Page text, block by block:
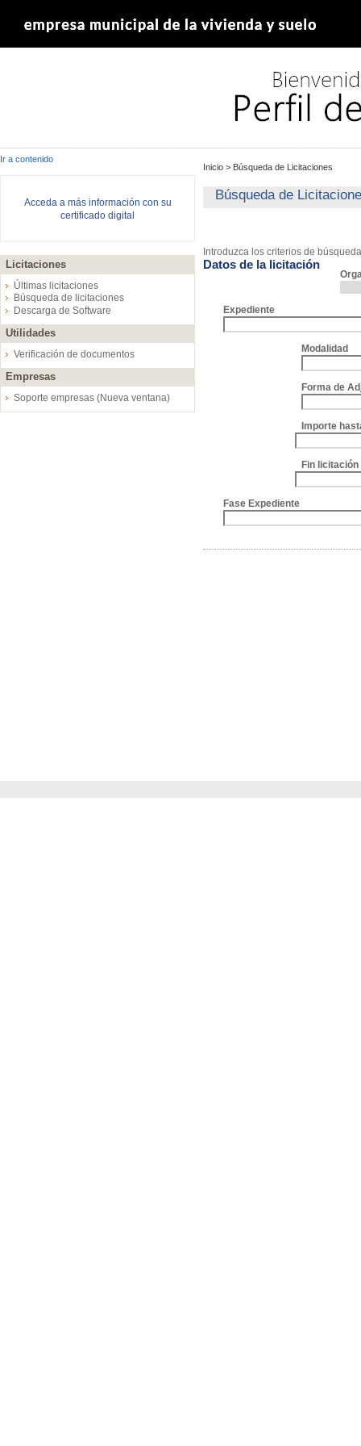
Ir a contenido
Acceda a más información con su
certificado digital
Licitaciones
Últimas licitaciones
Búsqueda de licitaciones
Descarga de Software
Utilidades
Verificación de documentos
Empresas
Soporte empresas (Nueva ventana)
Inicio > Búsqueda de Licitaciones
Búsqueda de
Introduzca los criterios de
Datos de la licitación
Expediente
Modalidad
Forma de
Importe
Fin
Fase Expediente